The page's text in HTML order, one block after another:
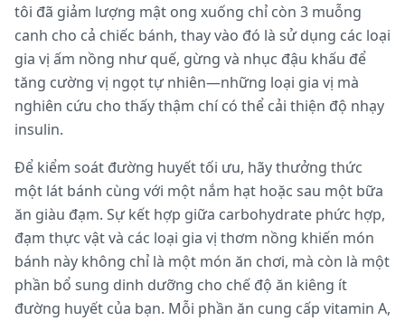
tôi đã giảm lượng mật ong xuống chỉ còn 3 muỗng
canh cho cả chiếc bánh, thay vào đó là sử dụng các loại
gia vị ấm nồng như quế, gừng và nhục đậu khấu để
tăng cường vị ngọt tự nhiên—những loại gia vị mà
nghiên cứu cho thấy thậm chí có thể cải thiện độ nhạy
insulin.
Để kiểm soát đường huyết tối ưu, hãy thưởng thức
một lát bánh cùng với một nắm hạt hoặc sau một bữa
ăn giàu đạm. Sự kết hợp giữa carbohydrate phức hợp,
đạm thực vật và các loại gia vị thơm nồng khiến món
bánh này không chỉ là một món ăn chơi, mà còn là một
phần bổ sung dinh dưỡng cho chế độ ăn kiêng ít
đường huyết của bạn. Mỗi phần ăn cung cấp vitamin A,